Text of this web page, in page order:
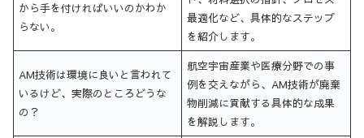
から手を付ければいいのかわか
らない。
最適化など、具体的なステップ
を紹介します。
AM技術は環境に良いと言われて
いるけど、実際のところどうな
の？
航空宇宙産業や医療分野での事
例を交えながら、AM技術が廃棄
物削減に貢献する具体的な成果
を解説します。